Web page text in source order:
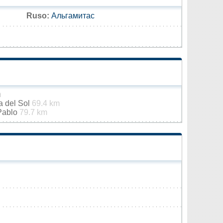
Ruso: Альгамитас
del Sol 69.4 km
79.7 km